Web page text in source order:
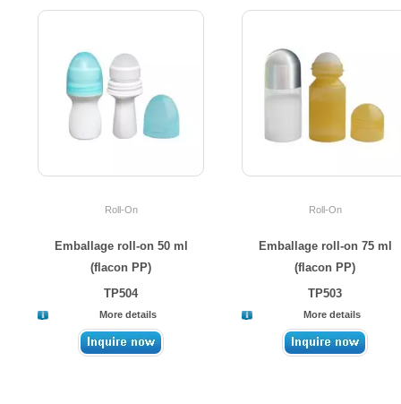
Roll-On
Emballage roll-on 50 ml
(flacon PP)
TP504
More details
Roll-On
Emballage roll-on 75 ml
(flacon PP)
TP503
More details